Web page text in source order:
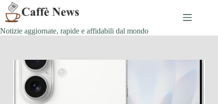
Salta
contenuto
Notizie aggiornate, rapide e affidabili dal mondo